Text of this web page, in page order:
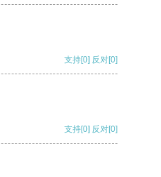
支持[0] 反对[0]
支持[0] 反对[0]